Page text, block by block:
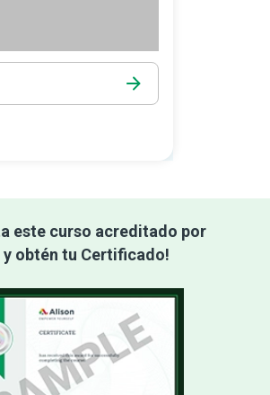
este curso acreditado por
y obtén tu Certificado!